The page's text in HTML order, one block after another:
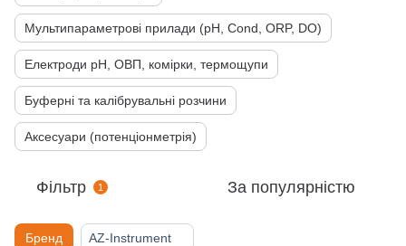
Мультипараметрові прилади (pH, Cond, ORP, DO)
Електроди pH, ОВП, комірки, термощупи
Буферні та калібрувальні розчини
Аксесуари (потенціонметрія)
Фільтр 1 За популярністю
Бренд AZ-Instrument